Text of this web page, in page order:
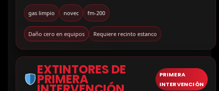
gas limpio novec fm-200
Daño cero en equipos Requiere recinto estanco
EXTINTORES DE
PRIMERA
PRIMERA
INTERVENCIÓN